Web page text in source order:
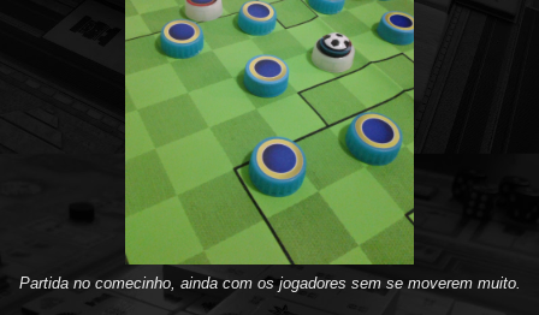
Partida no comecinho, ainda com os jogadores sem se moverem muito.